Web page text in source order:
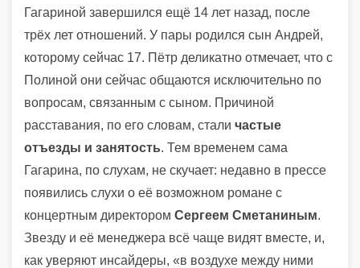
Гагариной завершился ещё 14 лет назад, после
трёх лет отношений. У пары родился сын Андрей,
которому сейчас 17. Пётр деликатно отмечает, что с
Полиной они сейчас общаются исключительно по
вопросам, связанным с сыном. Причиной
расставания, по его словам, стали частые
отъезды и занятость. Тем временем сама
Гагарина, по слухам, не скучает: недавно в прессе
появились слухи о её возможном романе с
концертным директором Сергеем Сметаниным.
Звезду и её менеджера всё чаще видят вместе, и,
как уверяют инсайдеры, «в воздухе между ними